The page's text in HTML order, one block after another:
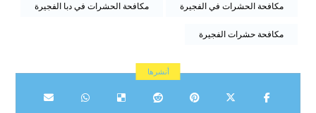
مكافحة الحشرات في الفجيرة مكافحة الحشرات في دبا الفجيرة
مكافحة حشرات الفجيرة